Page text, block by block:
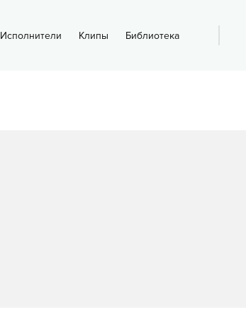
Исполнители Клипы Библиотека